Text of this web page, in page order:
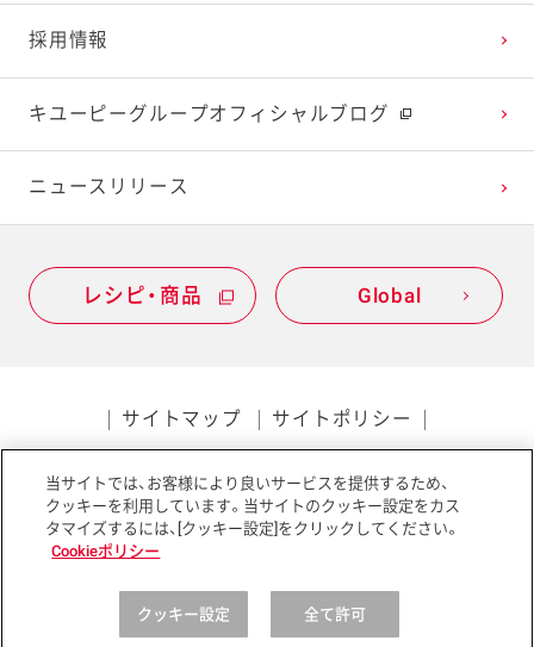
採用情報
キユーピーグループオフィシャルブログ
ニュースリリース
レシピ・商品 Global
サイトマップ サイトポリシー
ソーシャルメディアポリシー アクセシビリティ
Copyright © Kewpie Corporation All rights reserved.
当サイトでは、お客様により良いサービスを提供するため、
クッキーを利用しています。当サイトのクッキー設定をカス
タマイズするには、[クッキー設定]をクリックしてください。
Cookieポリシー
クッキー設定 全て許可